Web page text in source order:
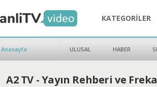
KATEGORİLER
Anasayfa ULUSAL HABER
A2 TV - Yayın Rehberi ve